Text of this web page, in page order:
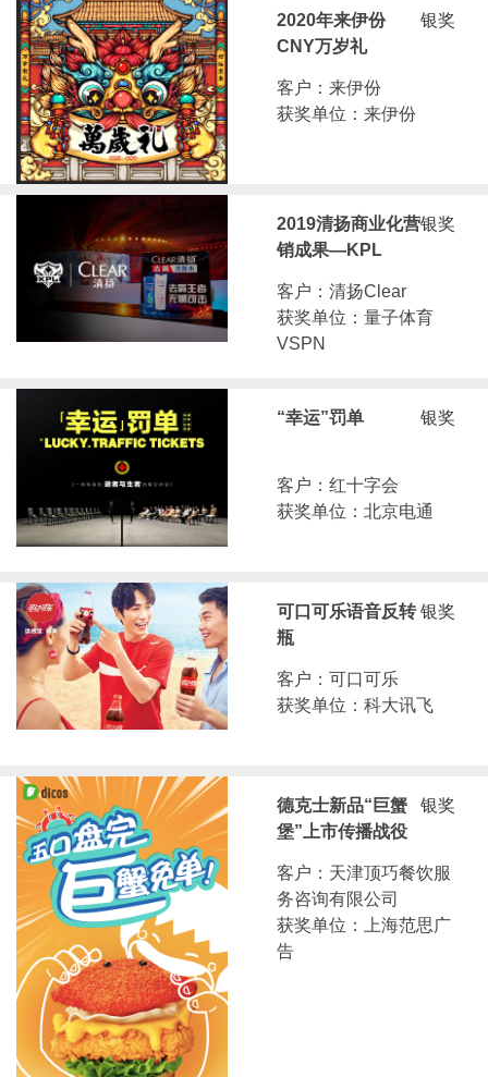
银奖
2020年来伊份
CNY万岁礼
客户：来伊份
获奖单位：来伊份
银奖
2019清扬商业化营
销成果—KPL
客户：清扬Clear
获奖单位：量子体育
VSPN
银奖
“幸运”罚单
客户：红十字会
获奖单位：北京电通
银奖
可口可乐语音反转
瓶
客户：可口可乐
获奖单位：科大讯飞
银奖
德克士新品“巨蟹
堡”上市传播战役
客户：天津顶巧餐饮服
务咨询有限公司
获奖单位：上海范思广
告